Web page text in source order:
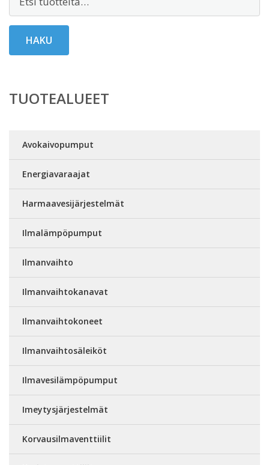
HAKU
TUOTEALUEET
Avokaivopumput
Energiavaraajat
Harmaavesijärjestelmät
Ilmalämpöpumput
Ilmanvaihto
Ilmanvaihtokanavat
Ilmanvaihtokoneet
Ilmanvaihtosäleiköt
Ilmavesilämpöpumput
Imeytysjärjestelmät
Korvausilmaventtiilit